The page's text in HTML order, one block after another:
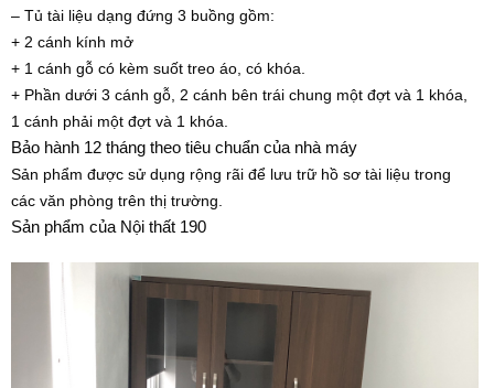
– Tủ tài liệu dạng đứng 3 buồng gồm:
+ 2 cánh kính mở
+ 1 cánh gỗ có kèm suốt treo áo, có khóa.
+ Phần dưới 3 cánh gỗ, 2 cánh bên trái chung một đợt và 1 khóa,
1 cánh phải một đợt và 1 khóa.
Bảo hành 12 tháng theo tiêu chuẩn của nhà máy
Sản phẩm được sử dụng rộng rãi để lưu trữ hồ sơ tài liệu trong
các văn phòng trên thị trường.
Sản phẩm của Nội thất 190